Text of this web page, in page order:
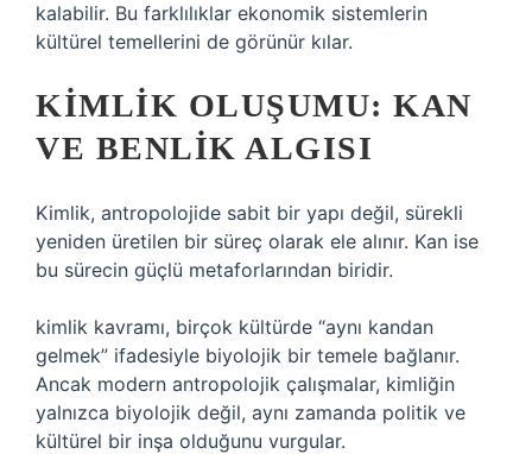
kalabilir. Bu farklılıklar ekonomik sistemlerin
kültürel temellerini de görünür kılar.
KIMLIK OLUŞUMU: KAN
VE BENLIK ALGISI
Kimlik, antropolojide sabit bir yapı değil, sürekli
yeniden üretilen bir süreç olarak ele alınır. Kan ise
bu sürecin güçlü metaforlarından biridir.
kimlik kavramı, birçok kültürde “aynı kandan
gelmek” ifadesiyle biyolojik bir temele bağlanır.
Ancak modern antropolojik çalışmalar, kimliğin
yalnızca biyolojik değil, aynı zamanda politik ve
kültürel bir inşa olduğunu vurgular.